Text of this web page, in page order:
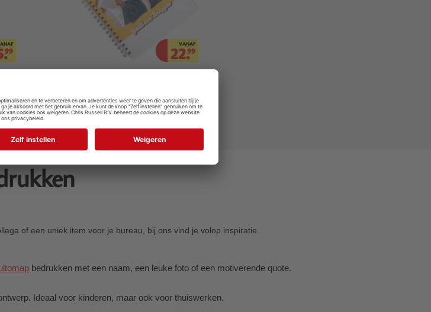
99
VANAF
22.99
Meer info
of een uniek item voor je bureau, bij ons vind je volop inspiratie.
bedrukken met een naam, een leuke foto of een motiverende quote.
Ideaal voor kinderen, maar ook voor thuiswerken.